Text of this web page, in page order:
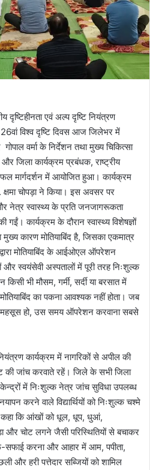
दृष्टिहीनता एवं अल्प दृष्टि नियंत्रण
विश्व दृष्टि दिवस आज जिलेभर में
वर्मा के निर्देशन तथा मुख्य चिकित्सा
जिला कार्यक्रम प्रबंधक, राष्ट्रीय
मार्गदर्शन में आयोजित हुआ। कार्यक्रम
चोपड़ा ने किया। इस अवसर पर
नेत्र स्वास्थ्य के प्रति जनजागरूकता
गईं। कार्यक्रम के दौरान स्वास्थ्य विशेषज्ञों
मुख्य कारण मोतियाबिंद है, जिसका एकमात्र
मोतियाबिंद के आईओएल ऑपरेशन
स्वयंसेवी अस्पतालों में पूरी तरह निःशुल्क
भी मौसम, गर्मी, सर्दी या बरसात में
का पकना आवश्यक नहीं होता। जब
महसूस हो, उस समय ऑपरेशन करवाना सबसे
कार्यक्रम में नागरिकों से अपील की
की जांच करवाते रहें। जिले के सभी जिला
केन्द्रों में निःशुल्क नेत्र जांच सुविधा उपलब्ध
करने वाले विद्यार्थियों को निःशुल्क चश्मे
कहा कि आंखों को धूल, धूप, धुआं,
और चोट लगने जैसी परिस्थितियों से बचाकर
सफाई करना और आहार में आम, पपीता,
और हरी पत्तेदार सब्जियों को शामिल